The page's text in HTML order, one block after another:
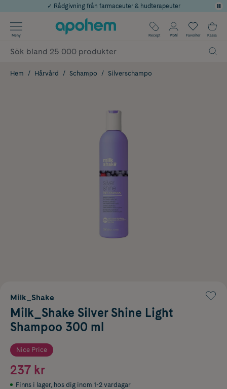
Årets Butik 2025 inom Skönhet
Använd kod: SOMMAR20 för 20% över 649kr
✓ Rådgivning från farmaceuter & hudterapeuter
✓ Poäng på alla köp*
Meny Recept Profil Favoriter Kassa
Hem Hårvård Schampo Silverschampo
Milk_Shake
Milk_Shake Silver Shine Light
Shampoo 300 ml
Nice Price
237 kr
Finns i lager, hos dig inom 1-2 vardagar